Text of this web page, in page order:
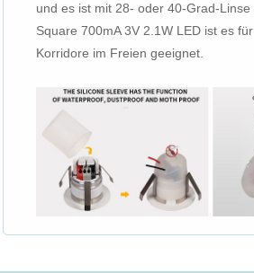
und es ist mit 28- oder 40-Grad-
Square 700mA 3V 2.1W LED ist es
Korridore im Freien geeignet.